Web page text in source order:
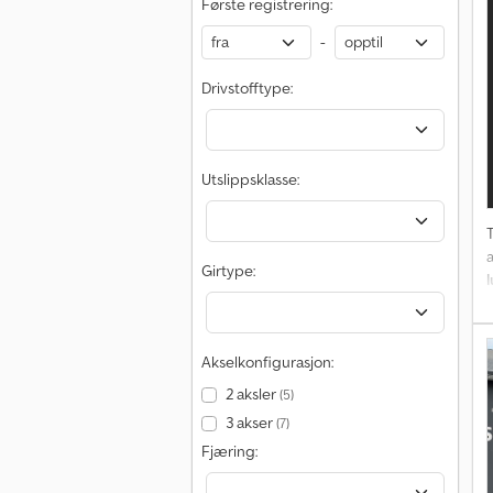
Første registrering:
-
Drivstofftype:
Utslippsklasse:
Girtype:
Akselkonfigurasjon:
2 aksler(5)
3 akser(7)
Fjæring: